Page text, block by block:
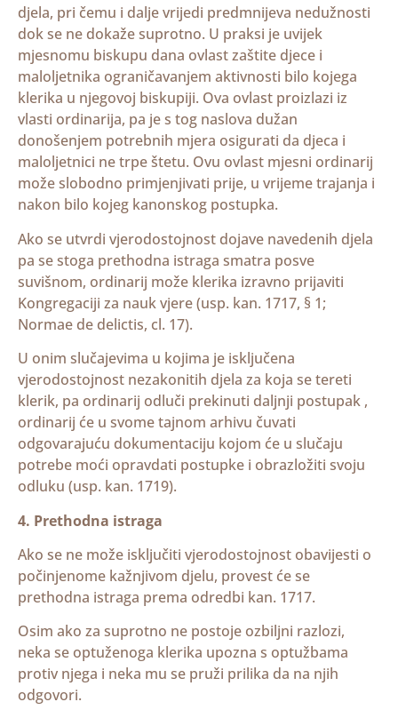
djela, pri čemu i dalje vrijedi predmnijeva nedužnosti
dok se ne dokaže suprotno. U praksi je uvijek
mjesnomu biskupu dana ovlast zaštite djece i
maloljetnika ograničavanjem aktivnosti bilo kojega
klerika u njegovoj biskupiji. Ova ovlast proizlazi iz
vlasti ordinarija, pa je s tog naslova dužan
donošenjem potrebnih mjera osigurati da djeca i
maloljetnici ne trpe štetu. Ovu ovlast mjesni ordinarij
može slobodno primjenjivati prije, u vrijeme trajanja i
nakon bilo kojeg kanonskog postupka.
Ako se utvrdi vjerodostojnost dojave navedenih djela
pa se stoga prethodna istraga smatra posve
suvišnom, ordinarij može klerika izravno prijaviti
Kongregaciji za nauk vjere (usp. kan. 1717, § 1;
Normae de delictis, cl. 17).
U onim slučajevima u kojima je isključena
vjerodostojnost nezakonitih djela za koja se tereti
klerik, pa ordinarij odluči prekinuti daljnji postupak ,
ordinarij će u svome tajnom arhivu čuvati
odgovarajuću dokumentaciju kojom će u slučaju
potrebe moći opravdati postupke i obrazložiti svoju
odluku (usp. kan. 1719).
4. Prethodna istraga
Ako se ne može isključiti vjerodostojnost obavijesti o
počinjenome kažnjivom djelu, provest će se
prethodna istraga prema odredbi kan. 1717.
Osim ako za suprotno ne postoje ozbiljni razlozi,
neka se optuženoga klerika upozna s optužbama
protiv njega i neka mu se pruži prilika da na njih
odgovori.